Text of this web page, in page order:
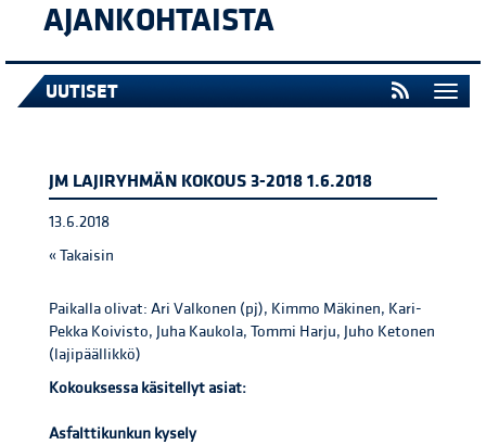
AJANKOHTAISTA
UUTISET
JM LAJIRYHMÄN KOKOUS 3-2018 1.6.2018
13.6.2018
« Takaisin
Paikalla olivat: Ari Valkonen (pj), Kimmo Mäkinen, Kari-
Pekka Koivisto, Juha Kaukola, Tommi Harju, Juho Ketonen
(lajipäällikkö)
Kokouksessa käsitellyt asiat:
Asfalttikunkun kysely